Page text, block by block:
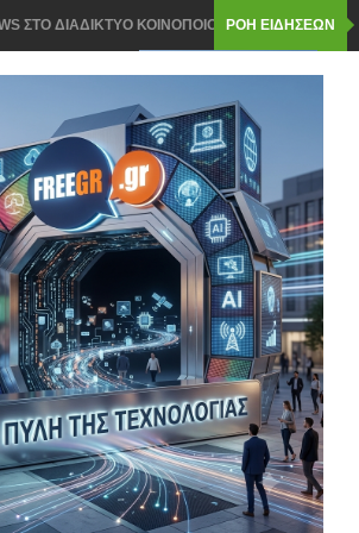
ΡΟΗ ΕΙΔΗΣΕΩΝ
ΔΙΚΑΙΩΜΑ ΣΤΗΝ ΕΠΙΣΚΕΥΗ ΗΛΕΚΤΡΟΝΙΚΩΝ
SPARTPHONES ΣΤΗΝ ΕΛΛΑΔΑ
ΑΦΙΑΙΡΕΣΤΕ ΤΙΣ ΑΧΡΗΣΤΕΣ ΕΦΑΡΜΟΓΕΣ ΣΤΟ
ΓΙΝΕΙ ΠΙΟ ΓΡΗΓΟΡΟ
ΣΤΑ SMARTPHONES ΓΙΑ ΕΛΛΗΝΕΣ ΚΑΙ
ΤΕΛΙΚΑ
offline:ΓΙΑΤΙ ΣΥΝΔΥΑΖΟΝΤΑΙ ΕΥΚΟΛΟΓΙΑ
ΑΣΦΑΛΕΙΑ
ΣΚΕΦΤΕΤΑΙ ΤΟ ΕΝΔΕΧΟΜΕΝΟ ΝΑ ΜΕΤΑΤΡΑΠΕΙ
ΝΑ ΚΛΕΨΟΥΝ ΤΗΝ ΤΑΥΤΟΤΗΤΑ ΤΟΥ ΠΑΙΔΙΟΥ